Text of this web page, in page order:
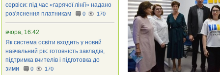
сервіси: під час «гарячої лінії» надано
роз'яснення платникам
0 170
вчора, 16:42
Як система освіти входить у новий
навчальний рік: готовність закладів,
підтримка вчителів і підготовка до
зими
0 170